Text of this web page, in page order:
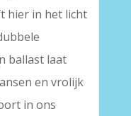
hier in het licht
ballast laat
en vrolijk
in ons